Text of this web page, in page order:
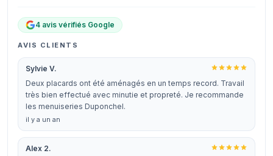
4 avis vérifiés Google
AVIS CLIENTS
Sylvie V.
Deux placards ont été aménagés en un temps record. Travail
très bien effectué avec minutie et propreté. Je recommande
les menuiseries Duponchel.
il y a un an
Alex 2.